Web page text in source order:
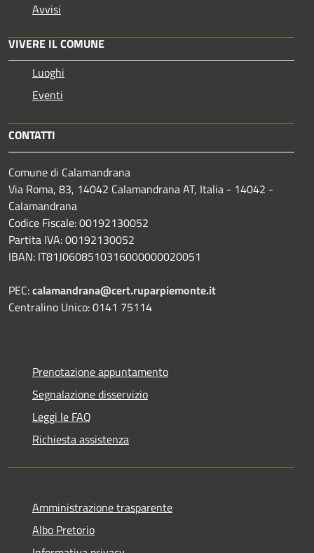
Avvisi
VIVERE IL COMUNE
Luoghi
Eventi
CONTATTI
Comune di Calamandrana
Via Roma, 83, 14042 Calamandrana AT, Italia - 14042 -
Calamandrana
Codice Fiscale: 00192130052
Partita IVA: 00192130052
IBAN: IT81J0608510316000000020051
PEC:calamandrana@cert.ruparpiemonte.it
Centralino Unico: 0141 75114
Prenotazione appuntamento
Segnalazione disservizio
Leggi le FAQ
Richiesta assistenza
Amministrazione trasparente
Albo Pretorio